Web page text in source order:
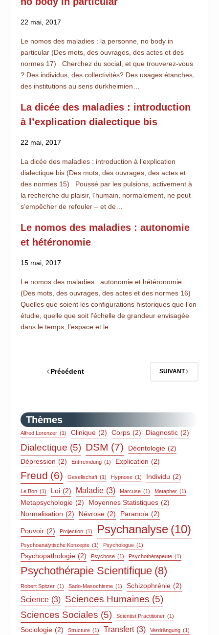
22 mai, 2017
Le nomos des maladies : la personne, no body in
particular (Des mots, des ouvrages, des actes et des
normes 17) Cherchez du social, et que trouverez-vous
? Des individus, des collectivités? Des usages étanches,
des institutions au sens durkheimien…
La dicée des maladies : introduction
à l’explication dialectique bis
22 mai, 2017
La dicée des maladies : introduction à l’explication
dialectique bis (Des mots, des ouvrages, des actes et
des normes 15) Poussé par les pulsions, activement à
la recherche du plaisir, l’humain, normalement, ne peut
s’empêcher de refouler ‒ et de…
Le nomos des maladies : autonomie
et hétéronomie
15 mai, 2017
Le nomos des maladies : autonomie et hétéronomie
(Des mots, des ouvrages, des actes et des normes 16)
Quelles que soient les configurations historiques que l’on
étudie, quelle que soit l’échelle de grandeur envisagée
dans le temps, l’espace et le…
Précédent SUIVANT
Thèmes
Alfred Lorenzer (1) Clinique (2) Corps (2) Diagnostic (2)
Dialectique (5) DSM (7) Déontologie (2)
Dépression (2) Entfremdung (1) Explication (2)
Freud (6) Gesellschaft (1) Hypnose (1) Individu (2)
Le Bon (1) Loi (2) Maladie (3) Marcuse (1) Metapher (1)
Metapsychologie (2) Moyennes Statistiques (2)
Normalisation (2) Névrose (2) Paranoïa (2)
Pouvoir (2) Projection (1) Psychanalyse (10)
Psychoanalytische Konzepte (1) Psychologue (1)
Psychopathologie (2) Psychose (1) Psychothérapeute (1)
Psychothérapie Scientifique (8)
Robert Spitzer (1) Sado-Masochisme (1) Schizophrénie (2)
Science (3) Sciences Humaines (5)
Sciences Sociales (5) Scientist Practitioner (1)
Sociologie (2) Structure (1) Transfert (3) Verdrängung (1)